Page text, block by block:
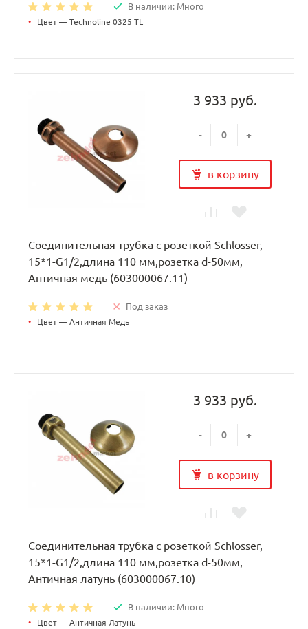
В наличии: Много
• Цвет — Technoline 0325 TL
3 933 руб.
- +
в корзину
Соединительная трубка с розеткой Schlosser,
15*1-G1/2,длина 110 мм,розетка d-50мм,
Античная медь (603000067.11)
Под заказ
• Цвет — Античная Медь
3 933 руб.
- +
в корзину
Соединительная трубка с розеткой Schlosser,
15*1-G1/2,длина 110 мм,розетка d-50мм,
Античная латунь (603000067.10)
В наличии: Много
• Цвет — Античная Латунь